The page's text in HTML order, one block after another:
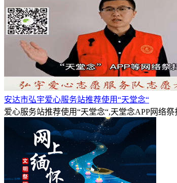
安达市弘宇爱心服务站推荐使用“天堂念“
爱心服务站推荐使用“天堂念“,天堂念APP网络